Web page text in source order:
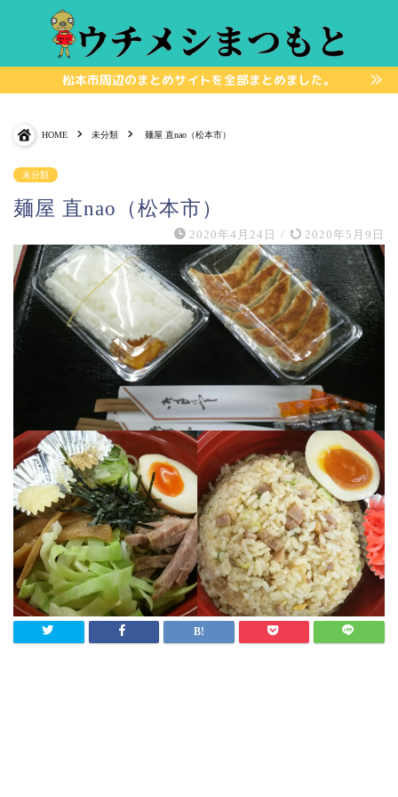
松本市周辺のまとめサイトを全部まとめました。
HOME 未分類 麺屋 直nao（松本市）
未分類
麺屋 直nao（松本市）
2020年4月24日 / 2020年5月9日